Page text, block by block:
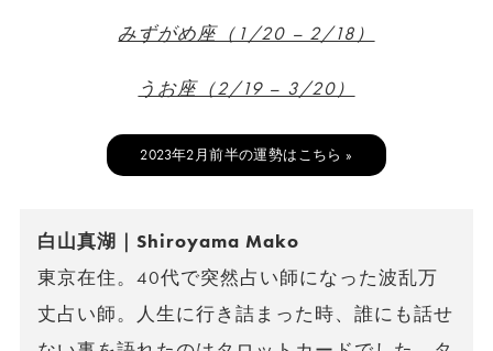
みずがめ座（1/20 – 2/18）
うお座（2/19 – 3/20）
2023年2月前半の運勢はこちら »
白山真湖｜Shiroyama Mako
東京在住。40代で突然占い師になった波乱万
丈占い師。人生に行き詰まった時、誰にも話せ